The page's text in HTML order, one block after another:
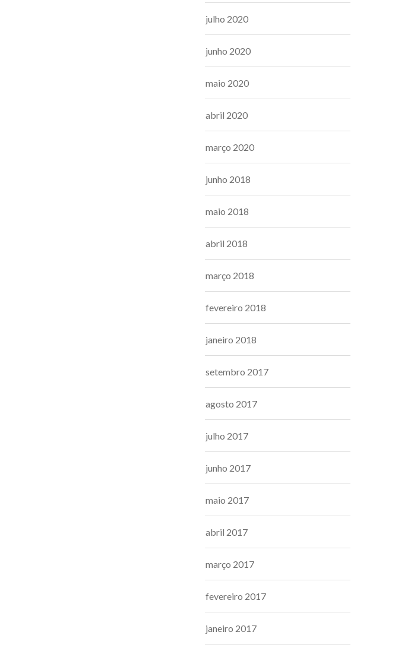
julho 2020
junho 2020
maio 2020
abril 2020
março 2020
junho 2018
maio 2018
abril 2018
março 2018
fevereiro 2018
janeiro 2018
setembro 2017
agosto 2017
julho 2017
junho 2017
maio 2017
abril 2017
março 2017
fevereiro 2017
janeiro 2017